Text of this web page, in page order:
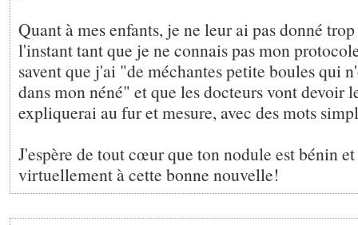
Quant à mes enfants, je ne leur ai pas donné
l'instant tant que je ne connais pas mon
savent que j'ai "de méchantes petite boules qui
dans mon néné" et que les docteurs vont devoir
expliquerai au fur et mesure, avec des mots
J'espère de tout cœur que ton nodule est bénin
virtuellement à cette bonne nouvelle!